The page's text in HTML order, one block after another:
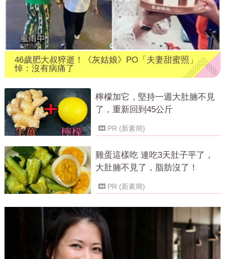
46歲肥大叔猝逝！《灰姑娘》PO「夫妻甜蜜照」
悼：沒有病痛了
檸檬加它，堅持一週大肚腩不見
了，重新回到45公斤
PR (新素簡)
雞蛋這樣吃 連吃3天肚子平了，
大肚腩不見了，脂肪沒了！
PR (新素簡)